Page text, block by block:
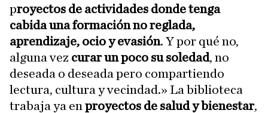
proyectos de actividades donde tenga
cabida una formación no reglada,
aprendizaje, ocio y evasión. Y por qué no,
alguna vez curar un poco su soledad, no
deseada o deseada pero compartiendo
lectura, cultura y vecindad.» La biblioteca
trabaja ya en proyectos de salud y bienestar,